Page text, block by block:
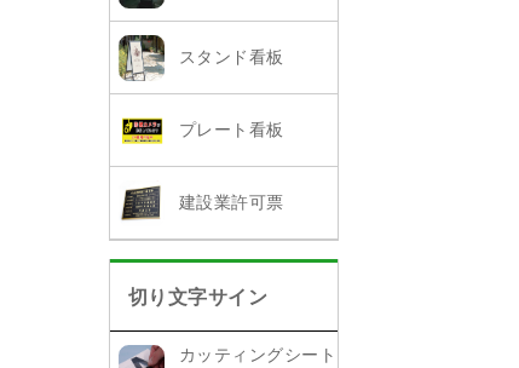
スタンド看板
プレート看板
建設業許可票
切り文字サイン
カッティングシート